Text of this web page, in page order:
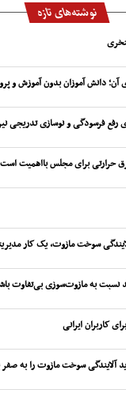
نوشته‌های تازه
دانش آموزان بدون آموزش و
فرسودگی و نوسازی تدریجی
حرارتی برای مجلس بااهمیت است
سوخت مازوت، یک کار
نسبت به مازوت‌سوزی بی‌تفاوت
کاربران ایرانی
آلایندگی سوخت مازوت را به صفر